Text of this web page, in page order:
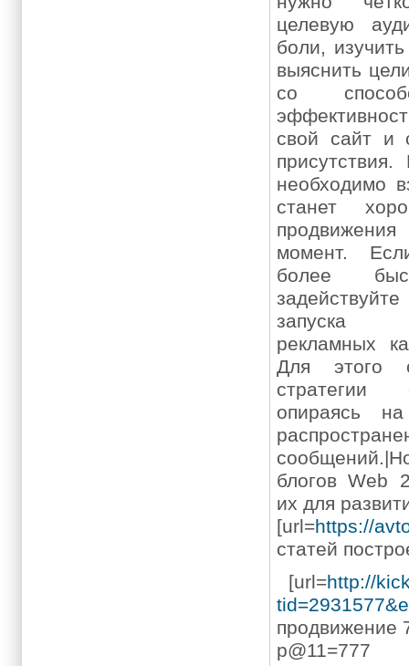
целевую
боли,
выяснить
со
свой сайт и
необходимо
станет
момент.
более
запуска
рекламных
Для этого
стратегии
опираясь
блогов Web
их для
[url=https://
статей
[url=http://
продвижение
p@11=777